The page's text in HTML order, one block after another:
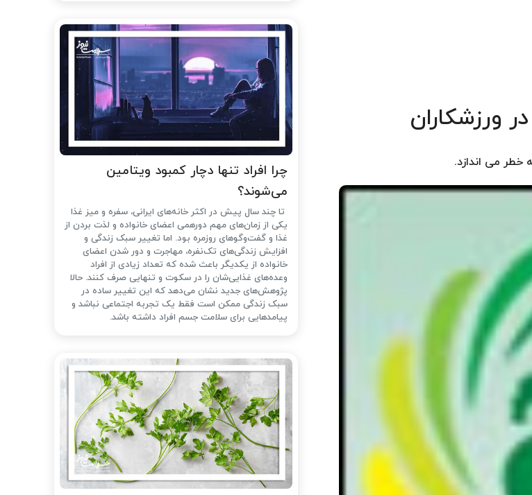
ورزشكاران
خطر می اندازد.
چرا افراد تنها دچار کمبود ویتامین
می‌شوند؟
تا چند سال پیش در اکثر خانه‌های ایرانی، سفره و میز غذا
یکی از زمان‌های مهم دورهمی اعضای خانواده و لذت بردن از
غذا و گفت‌وگوهای روزمره بود. اما تغییر سبک زندگی و
افزایش زندگی‌های تک‌نفره، مهاجرت و دور شدن اعضای
خانواده از یکدیگر باعث شده که تعداد زیادی از افراد
وعده‌های غذایی‌شان را در سکوت و تنهایی صرف کنند. حالا
پژوهش‌های جدید نشان می‌دهد که این تغییر ساده در
سبک زندگی ممکن است فقط یک تجربه اجتماعی نباشد و
پیامدهایی برای سلامت جسم افراد داشته باشد.